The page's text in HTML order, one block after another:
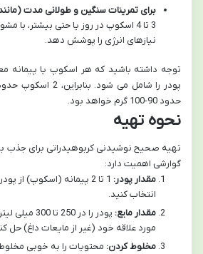
برای تمرینات سنگین و طولانی مدت
3 تا 4 اسکوپ در روز یا حتی بیشتر،
نیازهای انرژی را پوشش دهد.
حدود 90-100 گرم خواهد بود.
نحوه تهیه
تهیه صحیح نوشیدنی کربوهیدراتی برای جذب
گوارشی اهمیت دارد:
مقدار پودر:
1 تا 2 پیمانه (اسکوپ) از
انتخاب کنید.
مقدار مایع:
پودر را در
مورد علاقه خود (غیر از مایعات داغ) حل
مخلوط کردن: محتویات را به خوبی مخلوط